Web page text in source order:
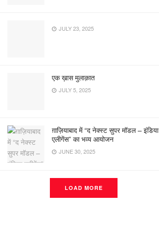
JULY 23, 2025
एक ख़ास मुलाक़ात
JULY 5, 2025
ग़ाज़ियाबाद में “द नेक्स्ट सुपर मॉडल – इंडिया
एलीगेंस” का भव्य आयोजन
JUNE 30, 2025
LOAD MORE